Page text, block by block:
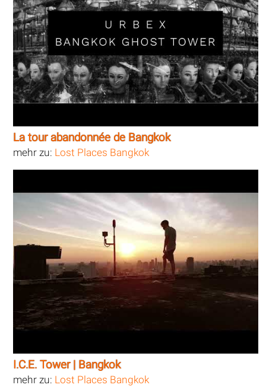
La tour abandonnée de Bangkok
mehr zu: Lost Places Bangkok
I.C.E. Tower | Bangkok
mehr zu: Lost Places Bangkok